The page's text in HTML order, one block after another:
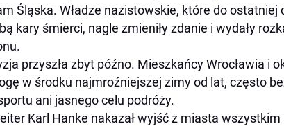
Śląska. Władze nazistowskie, które do ostatniej
kary śmierci, nagle zmieniły zdanie i wydały
przyszła zbyt późno. Mieszkańcy Wrocławia i
w środku najmroźniejszej zimy od lat, często
ani jasnego celu podróży.
Karl Hanke nakazał wyjść z miasta